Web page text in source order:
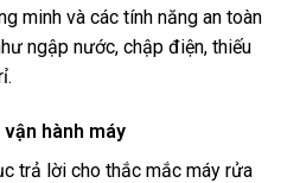
minh và các tính năng an toàn
ngập nước, chập điện, thiếu
hành máy
trả lời cho thắc mắc máy rửa